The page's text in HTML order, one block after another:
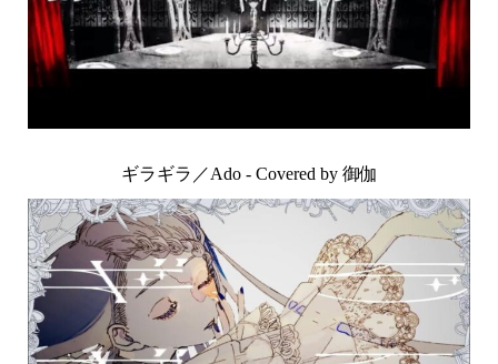
ギラギラ／Ado - Covered by 御伽